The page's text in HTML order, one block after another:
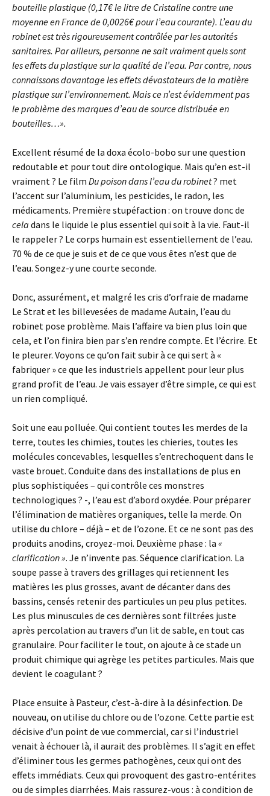
bouteille plastique (0,17€ le litre de Cristaline contre une
moyenne en France de 0,0026€ pour l’eau courante). L’eau du
robinet est très rigoureusement contrôlée par les autorités
sanitaires. Par ailleurs, personne ne sait vraiment quels sont
les effets du plastique sur la qualité de l’eau. Par contre, nous
connaissons davantage les effets dévastateurs de la matière
plastique sur l’environnement. Mais ce n’est évidemment pas
le problème des marques d’eau de source distribuée en
bouteilles…».
Excellent résumé de la doxa écolo-bobo sur une question
redoutable et pour tout dire ontologique. Mais qu’en est-il
vraiment ? Le film Du poison dans l’eau du robinet? met
l’accent sur l’aluminium, les pesticides, le radon, les
médicaments. Première stupéfaction : on trouve donc de
cela dans le liquide le plus essentiel qui soit à la vie. Faut-il
le rappeler ? Le corps humain est essentiellement de l’eau.
70 % de ce que je suis et de ce que vous êtes n’est que de
l’eau. Songez-y une courte seconde.
Donc, assurément, et malgré les cris d’orfraie de madame
Le Strat et les billevesées de madame Autain, l’eau du
robinet pose problème. Mais l’affaire va bien plus loin que
cela, et l’on finira bien par s’en rendre compte. Et l’écrire. Et
le pleurer. Voyons ce qu’on fait subir à ce qui sert à «
fabriquer » ce que les industriels appellent pour leur plus
grand profit de l’eau. Je vais essayer d’être simple, ce qui est
un rien compliqué.
Soit une eau polluée. Qui contient toutes les merdes de la
terre, toutes les chimies, toutes les chieries, toutes les
molécules concevables, lesquelles s’entrechoquent dans le
vaste brouet. Conduite dans des installations de plus en
plus sophistiquées – qui contrôle ces monstres
technologiques ? -, l’eau est d’abord oxydée. Pour préparer
l’élimination de matières organiques, telle la merde. On
utilise du chlore – déjà – et de l’ozone. Et ce ne sont pas des
produits anodins, croyez-moi. Deuxième phase : la «
clarification ». Je n’invente pas. Séquence clarification. La
soupe passe à travers des grillages qui retiennent les
matières les plus grosses, avant de décanter dans des
bassins, censés retenir des particules un peu plus petites.
Les plus minuscules de ces dernières sont filtrées juste
après percolation au travers d’un lit de sable, en tout cas
granulaire. Pour faciliter le tout, on ajoute à ce stade un
produit chimique qui agrège les petites particules. Mais que
devient le coagulant ?
Place ensuite à Pasteur, c’est-à-dire à la désinfection. De
nouveau, on utilise du chlore ou de l’ozone. Cette partie est
décisive d’un point de vue commercial, car si l’industriel
venait à échouer là, il aurait des problèmes. Il s’agit en effet
d’éliminer tous les germes pathogènes, ceux qui ont des
effets immédiats. Ceux qui provoquent des gastro-entérites
ou de simples diarrhées. Mais rassurez-vous : à condition de